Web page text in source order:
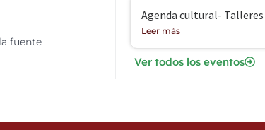
fuente
Agenda cultural- Talleres
Leer más
Ver todos los eventos